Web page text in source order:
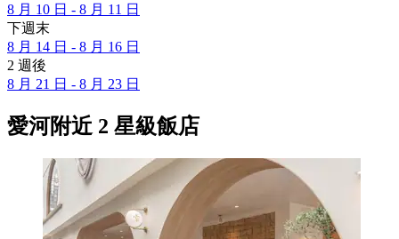
8 月 10 日 - 8 月 11 日
下週末
8 月 14 日 - 8 月 16 日
2 週後
8 月 21 日 - 8 月 23 日
愛河附近 2 星級飯店